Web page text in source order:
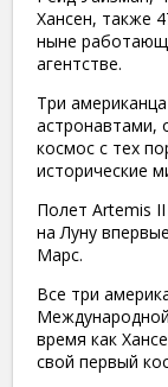
Хансен, также
ныне
агентстве.
​Три
астронавтами,
космос с тех
исторические
Полет Artemis
на Луну
Марс.
​Все три
время как
свой первый